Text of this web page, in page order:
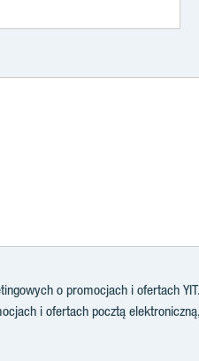
o promocjach i ofertach
i ofertach pocztą